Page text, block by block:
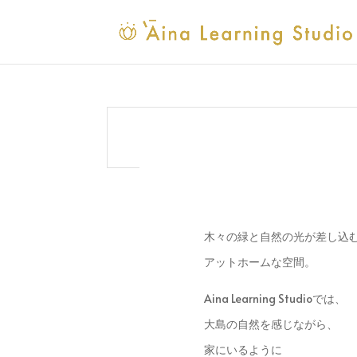
木々の緑と自然の光が差し込
アットホームな空間。
Aina Learning Studioでは、
大島の自然を感じながら、
家にいるように